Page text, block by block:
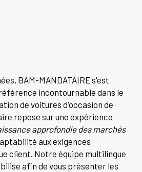
BAM-MANDATAIRE s'est
incontournable dans le
de voitures d'occasion de
repose sur une expérience
approfondie des marchés
aux exigences
client. Notre équipe multilingue
afin de vous présenter les